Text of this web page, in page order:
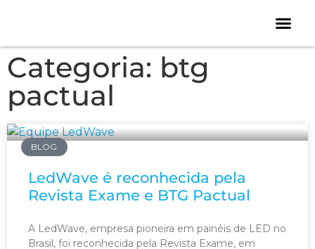
Categoria: btg
pactual
BLOG
LedWave é reconhecida pela
Revista Exame e BTG Pactual
A LedWave, empresa pioneira em painéis de LED no
Brasil, foi reconhecida pela Revista Exame, em